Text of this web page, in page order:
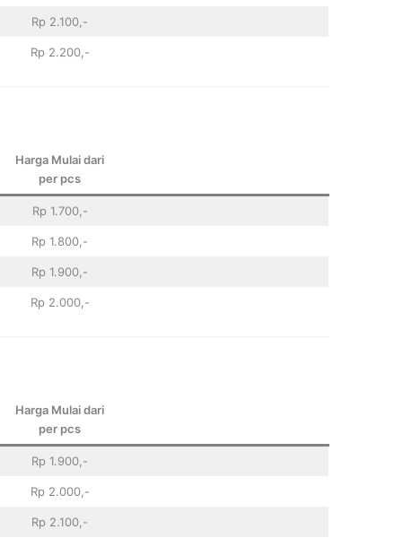
Rp 2.100,-
Rp 2.200,-
Harga Mulai dari
per pcs
Rp 1.700,-
Rp 1.800,-
Rp 1.900,-
Rp 2.000,-
Harga Mulai dari
per pcs
Rp 1.900,-
Rp 2.000,-
Rp 2.100,-